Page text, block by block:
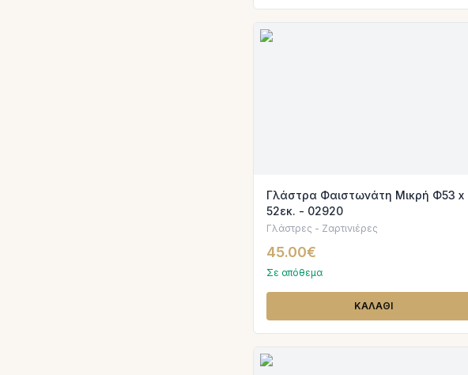
Γλάστρα Φαιστωνάτη Μικρή Φ53 x
52εκ. - 02920
Γλάστρες - Ζαρτινιέρες
45.00€
Σε απόθεμα
ΚΑΛΑΘΙ